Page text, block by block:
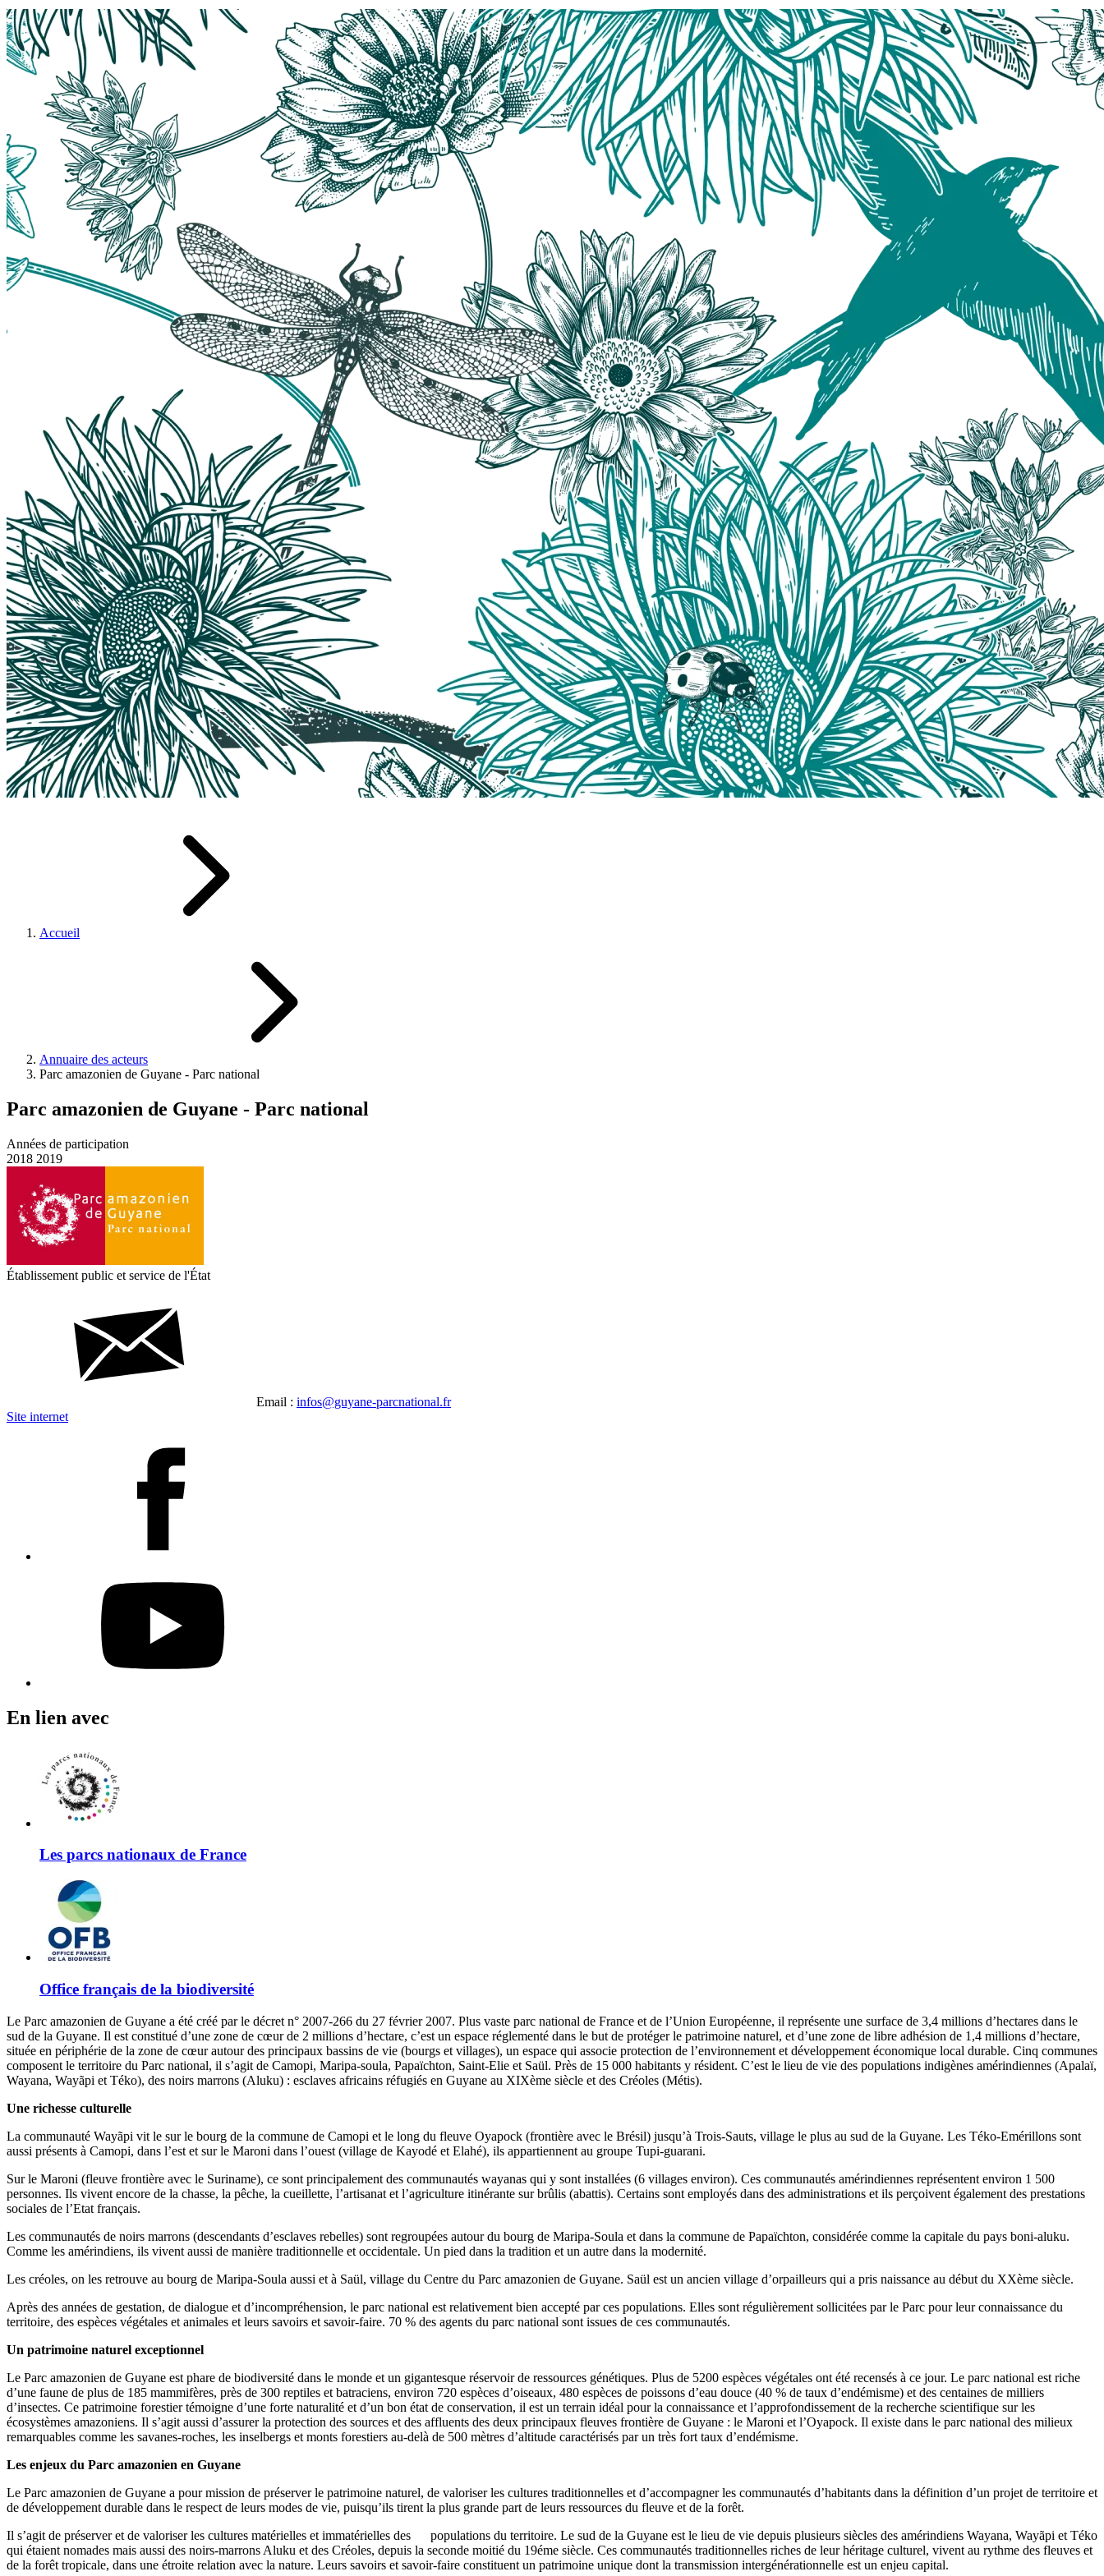
Accueil
Annuaire des acteurs
Parc amazonien de Guyane - Parc national
Parc amazonien de Guyane - Parc national
Années de participation
2018 2019
Établissement public et service de l'État
Email : infos@guyane-parcnational.fr
Site internet
En lien avec
Les parcs nationaux de France
Office français de la biodiversité
Le Parc amazonien de Guyane a été créé par le décret n° 2007-266 du 27 février 2007. Plus vaste parc national de France et de l’Union Européenne, il représente une surface de 3,4 millions d’hectares dans le
sud de la Guyane. Il est constitué d’une zone de cœur de 2 millions d’hectare, c’est un espace réglementé dans le but de protéger le patrimoine naturel, et d’une zone de libre adhésion de 1,4 millions d’hectare,
située en périphérie de la zone de cœur autour des principaux bassins de vie (bourgs et villages), un espace qui associe protection de l’environnement et développement économique local durable. Cinq communes
composent le territoire du Parc national, il s’agit de Camopi, Maripa-soula, Papaïchton, Saint-Elie et Saül. Près de 15 000 habitants y résident. C’est le lieu de vie des populations indigènes amérindiennes (Apalaï,
Wayana, Wayãpi et Téko), des noirs marrons (Aluku) : esclaves africains réfugiés en Guyane au XIXème siècle et des Créoles (Métis).
Une richesse culturelle
La communauté Wayãpi vit le sur le bourg de la commune de Camopi et le long du fleuve Oyapock (frontière avec le Brésil) jusqu’à Trois-Sauts, village le plus au sud de la Guyane. Les Téko-Emérillons sont
aussi présents à Camopi, dans l’est et sur le Maroni dans l’ouest (village de Kayodé et Elahé), ils appartiennent au groupe Tupi-guarani.
Sur le Maroni (fleuve frontière avec le Suriname), ce sont principalement des communautés wayanas qui y sont installées (6 villages environ). Ces communautés amérindiennes représentent environ 1 500
personnes. Ils vivent encore de la chasse, la pêche, la cueillette, l’artisanat et l’agriculture itinérante sur brûlis (abattis). Certains sont employés dans des administrations et ils perçoivent également des prestations
sociales de l’Etat français.
Les communautés de noirs marrons (descendants d’esclaves rebelles) sont regroupées autour du bourg de Maripa-Soula et dans la commune de Papaïchton, considérée comme la capitale du pays boni-aluku.
Comme les amérindiens, ils vivent aussi de manière traditionnelle et occidentale. Un pied dans la tradition et un autre dans la modernité.
Les créoles, on les retrouve au bourg de Maripa-Soula aussi et à Saül, village du Centre du Parc amazonien de Guyane. Saül est un ancien village d’orpailleurs qui a pris naissance au début du XXème siècle.
Après des années de gestation, de dialogue et d’incompréhension, le parc national est relativement bien accepté par ces populations. Elles sont régulièrement sollicitées par le Parc pour leur connaissance du
territoire, des espèces végétales et animales et leurs savoirs et savoir-faire. 70 % des agents du parc national sont issues de ces communautés.
Un patrimoine naturel exceptionnel
Le Parc amazonien de Guyane est phare de biodiversité dans le monde et un gigantesque réservoir de ressources génétiques. Plus de 5200 espèces végétales ont été recensés à ce jour. Le parc national est riche
d’une faune de plus de 185 mammifères, près de 300 reptiles et batraciens, environ 720 espèces d’oiseaux, 480 espèces de poissons d’eau douce (40 % de taux d’endémisme) et des centaines de milliers
d’insectes. Ce patrimoine forestier témoigne d’une forte naturalité et d’un bon état de conservation, il est un terrain idéal pour la connaissance et l’approfondissement de la recherche scientifique sur les
écosystèmes amazoniens. Il s’agit aussi d’assurer la protection des sources et des affluents des deux principaux fleuves frontière de Guyane : le Maroni et l’Oyapock. Il existe dans le parc national des milieux
remarquables comme les savanes-roches, les inselbergs et monts forestiers au-delà de 500 mètres d’altitude caractérisés par un très fort taux d’endémisme.
Les enjeux du Parc amazonien en Guyane
Le Parc amazonien de Guyane a pour mission de préserver le patrimoine naturel, de valoriser les cultures traditionnelles et d’accompagner les communautés d’habitants dans la définition d’un projet de territoire et
de développement durable dans le respect de leurs modes de vie, puisqu’ils tirent la plus grande part de leurs ressources du fleuve et de la forêt.
Il s’agit de préserver et de valoriser les cultures matérielles et immatérielles des populations du territoire. Le sud de la Guyane est le lieu de vie depuis plusieurs siècles des amérindiens Wayana, Wayãpi et Téko
qui étaient nomades mais aussi des noirs-marrons Aluku et des Créoles, depuis la seconde moitié du 19éme siècle. Ces communautés traditionnelles riches de leur héritage culturel, vivent au rythme des fleuves et
de la forêt tropicale, dans une étroite relation avec la nature. Leurs savoirs et savoir-faire constituent un patrimoine unique dont la transmission intergénérationnelle est un enjeu capital.